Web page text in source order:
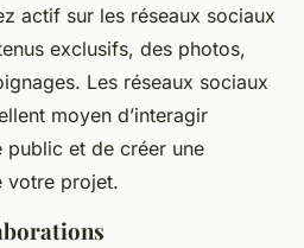
actif sur les réseaux sociaux
exclusifs, des photos,
Les réseaux sociaux
moyen d’interagir
et de créer une
votre projet.